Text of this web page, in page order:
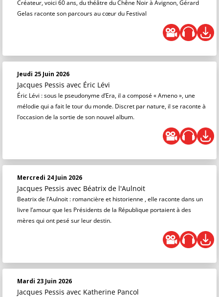
Créateur, voici 60 ans, du théâtre du Chêne Noir à Avignon, Gérard
Gelas raconte son parcours au cœur du Festival
Jeudi 25 Juin 2026
Jacques Pessis avec Éric Lévi
Éric Lévi : sous le pseudonyme d’Era, il a composé « Ameno », une
mélodie qui a fait le tour du monde. Discret par nature, il se raconte à
l’occasion de la sortie de son nouvel album.
Mercredi 24 Juin 2026
Jacques Pessis avec Béatrix de l'Aulnoit
Beatrix de l’Aulnoit : romancière et historienne , elle raconte dans un
livre l’amour que les Présidents de la République portaient à des
mères qui ont pesé sur leur destin.
Mardi 23 Juin 2026
Jacques Pessis avec Katherine Pancol